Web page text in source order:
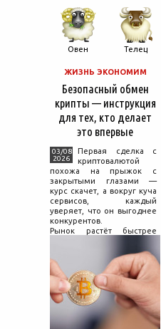
Овен Телец
ЖИЗНЬ ЭКОНОМИМ
Безопасный обмен
крипты — инструкция
для тех, кто делает
это впервые
03/08
2026
Первая сделка с
криптовалютой
похожа на прыжок с
закрытыми глазами —
курс скачет, а вокруг куча
сервисов, каждый
уверяет, что он выгоднее
конкурентов.
Рынок растёт быстрее
поведения на нём.
Петербургские
криптообменники,
московские